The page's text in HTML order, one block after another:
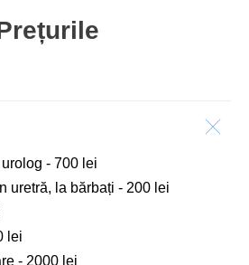
- 700 lei
uretră, la bărbați - 200 lei
lei
- 2000 lei